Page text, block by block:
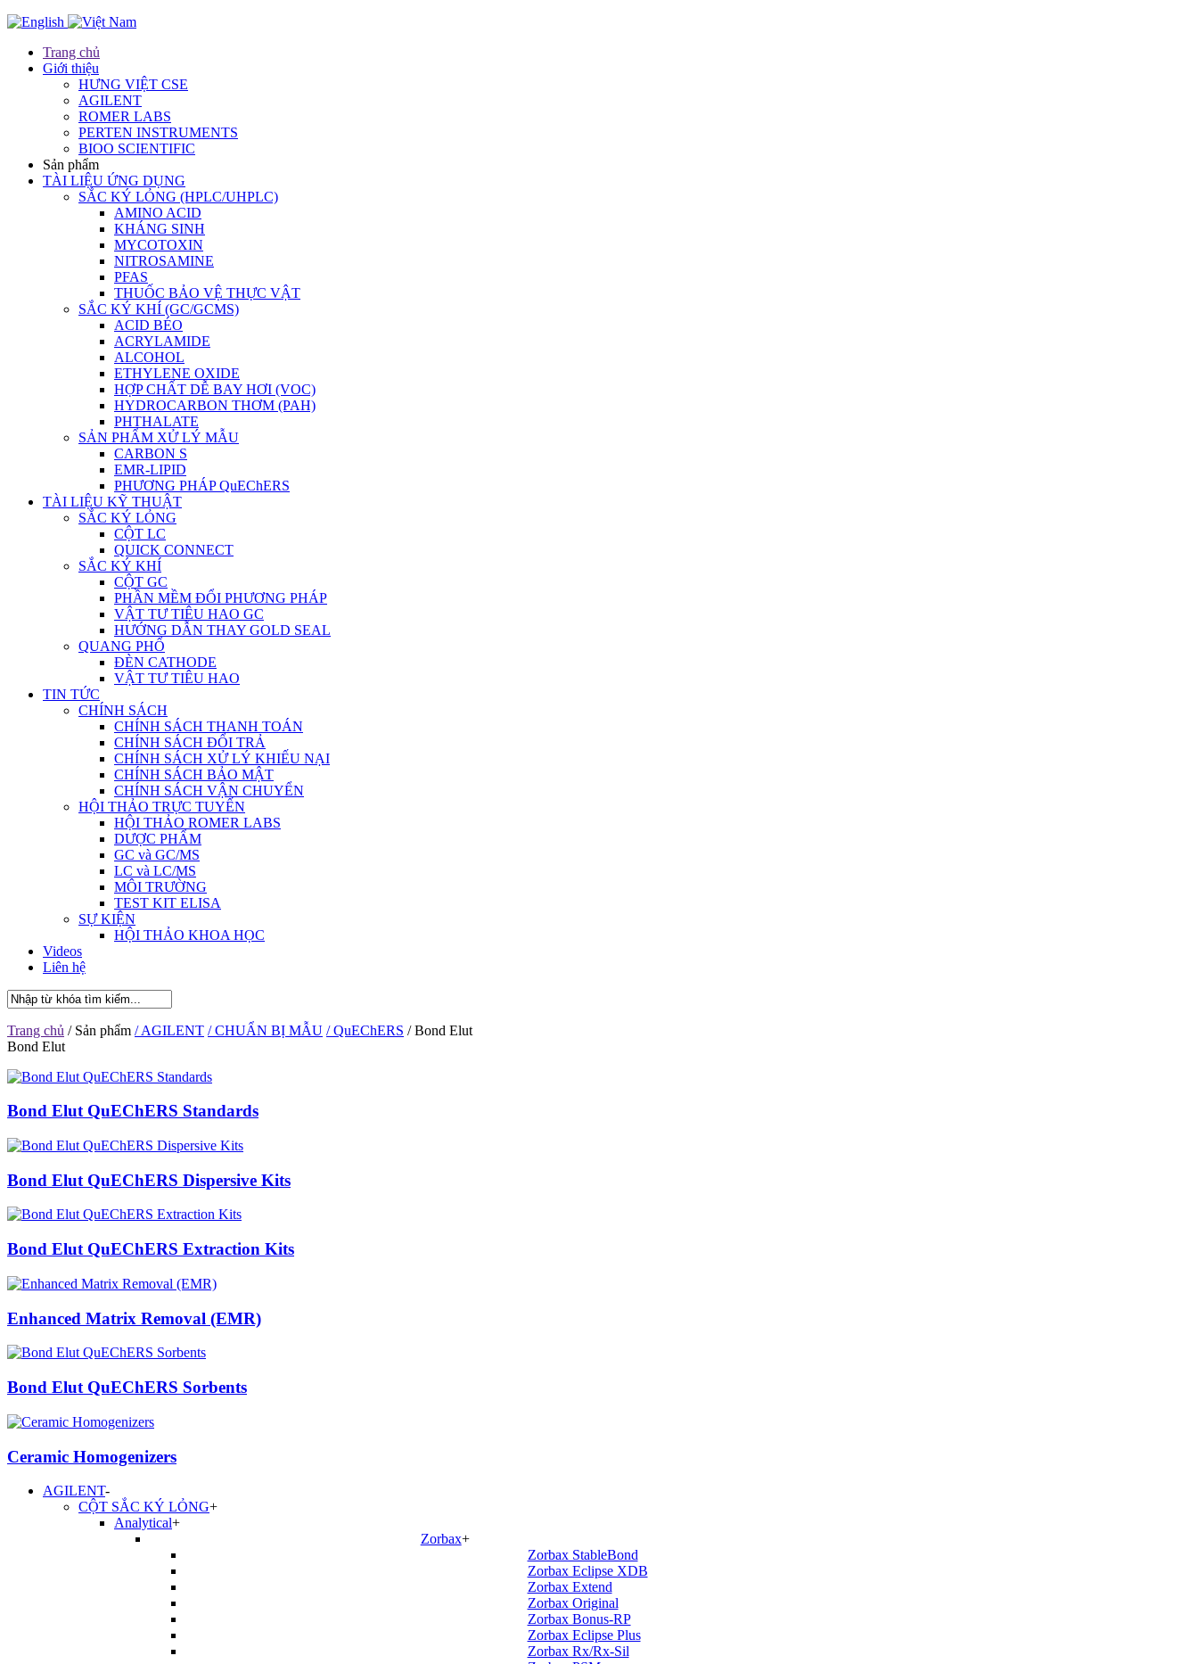
Trang chủ
Giới thiệu
HƯNG VIỆT CSE
AGILENT
ROMER LABS
PERTEN INSTRUMENTS
BIOO SCIENTIFIC
Sản phẩm
TÀI LIỆU ỨNG DỤNG
SẮC KÝ LỎNG (HPLC/UHPLC)
AMINO ACID
KHÁNG SINH
MYCOTOXIN
NITROSAMINE
PFAS
THUỐC BẢO VỆ THỰC VẬT
SẮC KÝ KHÍ (GC/GCMS)
ACID BÉO
ACRYLAMIDE
ALCOHOL
ETHYLENE OXIDE
HỢP CHẤT DỄ BAY HƠI (VOC)
HYDROCARBON THƠM (PAH)
PHTHALATE
SẢN PHẨM XỬ LÝ MẪU
CARBON S
EMR-LIPID
PHƯƠNG PHÁP QuEChERS
TÀI LIỆU KỸ THUẬT
SẮC KÝ LỎNG
CỘT LC
QUICK CONNECT
SẮC KÝ KHÍ
CỘT GC
PHẦN MỀM ĐỔI PHƯƠNG PHÁP
VẬT TƯ TIÊU HAO GC
HƯỚNG DẪN THAY GOLD SEAL
QUANG PHỔ
ĐÈN CATHODE
VẬT TƯ TIÊU HAO
TIN TỨC
CHÍNH SÁCH
CHÍNH SÁCH THANH TOÁN
CHÍNH SÁCH ĐỔI TRẢ
CHÍNH SÁCH XỬ LÝ KHIẾU NẠI
CHÍNH SÁCH BẢO MẬT
CHÍNH SÁCH VẬN CHUYỂN
HỘI THẢO TRỰC TUYẾN
HỘI THẢO ROMER LABS
DƯỢC PHẨM
GC và GC/MS
LC và LC/MS
MÔI TRƯỜNG
TEST KIT ELISA
SỰ KIỆN
HỘI THẢO KHOA HỌC
Videos
Liên hệ
Trang chủ / Sản phẩm / AGILENT / CHUẨN BỊ MẪU / QuEChERS / Bond Elut
Bond Elut
Bond Elut QuEChERS Standards
Bond Elut QuEChERS Dispersive Kits
Bond Elut QuEChERS Extraction Kits
Enhanced Matrix Removal (EMR)
Bond Elut QuEChERS Sorbents
Ceramic Homogenizers
AGILENT-
CỘT SẮC KÝ LỎNG+
Analytical+
Zorbax+
Zorbax StableBond
Zorbax Eclipse XDB
Zorbax Extend
Zorbax Original
Zorbax Bonus-RP
Zorbax Eclipse Plus
Zorbax Rx/Rx-Sil